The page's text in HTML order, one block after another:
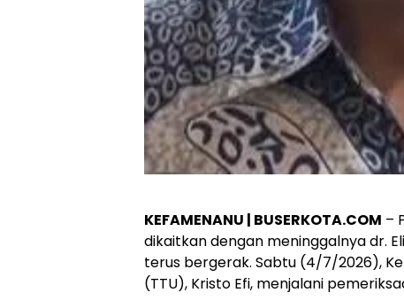
KEFAMENANU | BUSERKOTA.COM –
dikaitkan dengan meninggalnya dr.
terus bergerak. Sabtu (4/7/2026),
(TTU), Kristo Efi, menjalani